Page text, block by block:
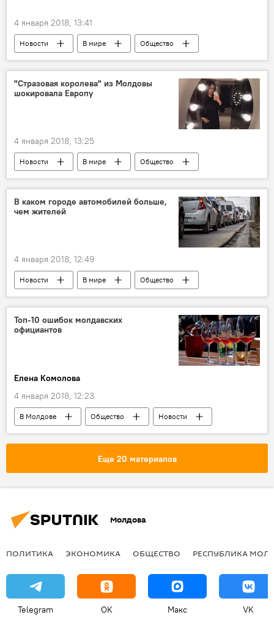
4 января 2018, 13:41
Новости В мире
Общество
США
свадьба
"Стразовая королева" из Молдовы
шокировала Европу
4 января 2018, 13:25
Новости В мире
Общество
Кишинев
Республика Молдова
Великобритания
Лондон
кристаллы Сваровски
В каком городе автомобилей больше,
чем жителей
4 января 2018, 12:49
Новости В мире
Общество
автомобиль
интересные факты
Топ-10 ошибок молдавских
официантов
Елена Комолова
4 января 2018, 12:23
В Молдове Общество
Новости
Республика Молдова
ресторан
официанты
Еще 20 материалов
Молдова
ПОЛИТИКА ЭКОНОМИКА ОБЩЕСТВО РЕСПУБЛИКА
Telegram OK Макс VK